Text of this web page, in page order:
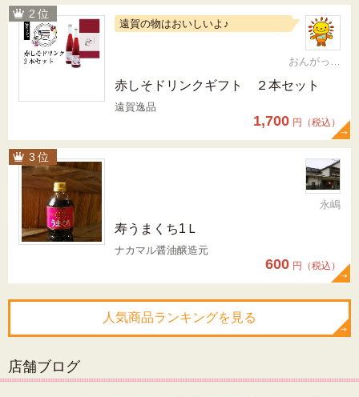
遠賀の物はおいしいよ♪
おんがっぴー
赤しそドリンクギフト ２本セット
遠賀逸品
1,700 円（税込）
永嶋
寿うまくち1Ｌ
ナカマル醤油醸造元
600 円（税込）
人気商品ランキングを見る
店舗ブログ